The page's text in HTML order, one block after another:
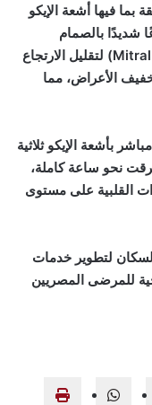
بما فيها أشعة الإيكو
شديدًا بالصمام
الميترالي، ما استدعى تركيب مشبك (Mitral Clip) لتقليل الارتجاع
الأعراض، مما
بأشعة الإيكو ثلاثية
نحو ساعة كاملة،
القلبية على مستوى
لتطوير خدمات
للمرضى المصريين